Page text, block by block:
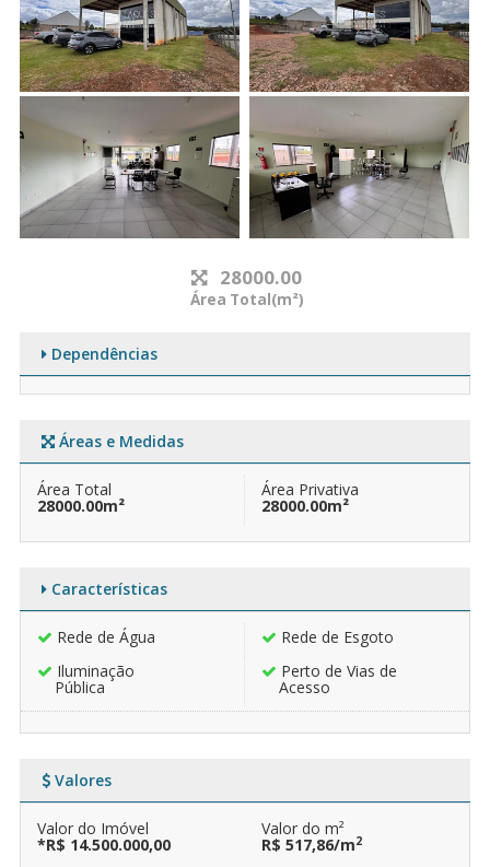
28000.00
Área Total(m²)
Dependências
Áreas e Medidas
Área Total
28000.00m²
Área Privativa
28000.00m²
Características
Rede de Água
Rede de Esgoto
Iluminação
Pública
Perto de Vias de
Acesso
Valores
Valor do Imóvel
*R$ 14.500.000,00
Valor do m²
R$ 517,86/m2